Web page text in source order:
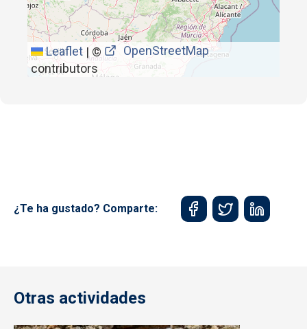
Leaflet | ©
OpenStreetMap
contributors
¿Te ha gustado? Comparte:
Otras actividades